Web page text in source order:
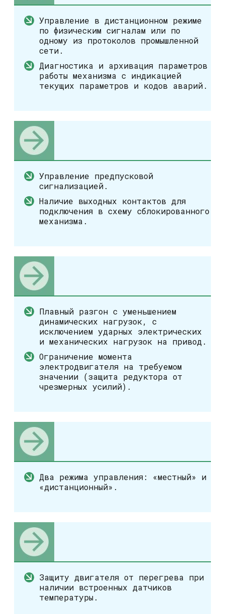
Управление в дистанционном режиме
по физическим сигналам или по
одному из протоколов промышленной
сети.
Диагностика и архивация параметров
работы механизма с индикацией
текущих параметров и кодов аварий.
Управление предпусковой
сигнализацией.
Наличие выходных контактов для
подключения в схему сблокированного
механизма.
Плавный разгон с уменьшением
динамических нагрузок, с
исключением ударных электрических
и механических нагрузок на привод.
Ограничение момента
электродвигателя на требуемом
значении (защита редуктора от
чрезмерных усилий).
Два режима управления: «местный» и
«дистанционный».
Защиту двигателя от перегрева при
наличии встроенных датчиков
температуры.